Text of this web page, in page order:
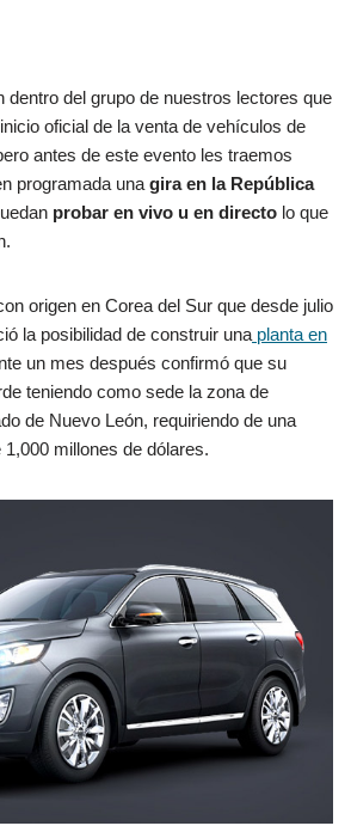
dentro del grupo de nuestros lectores que
oficial de la venta de vehículos de
antes de este evento les traemos
programada unagira en la República
probar en vivo u en directo lo que
origen en Corea del Sur que desde julio
la posibilidad de construir unaplanta en
un mes después confirmó que su
teniendo como sede la zona de
de Nuevo León, requiriendo de una
millones de dólares.